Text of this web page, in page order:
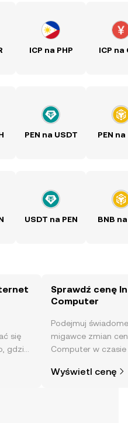
ICP na PHP ICP na
PEN na USDT PEN na
USDT na PEN BNB na
się
gdzie
Sprawdź cenę
Computer
Podejmuj
migawce zmian
Computer w
nie tylko.
Wyświetl cenę